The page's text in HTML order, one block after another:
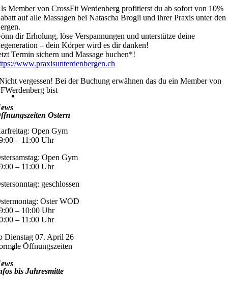
Member von CrossFit Werdenberg profitierst du ab sofort von 10%
auf alle Massagen bei Natascha Brogli und ihrer Praxis unter den
dir Erholung, löse Verspannungen und unterstütze deine
– dein Körper wird es dir danken!
Termin sichern und Massage buchen*!
www.praxisunterdenbergen.ch
vergessen! Bei der Buchung erwähnen das du ein Member von
bist
Ostern
Open Gym
– 11:00 Uhr
Open Gym
– 11:00 Uhr
geschlossen
Oster WOD
– 10:00 Uhr
– 11:00 Uhr
Dienstag 07. April 26
Öffnungszeiten
bis Jahresmitte